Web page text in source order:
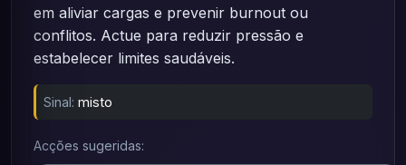
em aliviar cargas e prevenir burnout ou
conflitos. Actue para reduzir pressão e
estabelecer limites saudáveis.
Sinal: misto
Acções sugeridas: